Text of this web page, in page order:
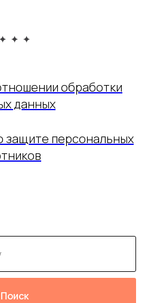
обработки
данных
защите персональных
Поиск